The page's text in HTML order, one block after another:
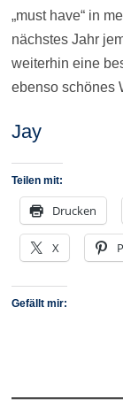
„must have“ in
nächstes Jahr
weiterhin eine
ebenso schönes
Jay
Teilen mit:
Drucken
X
Gefällt mir: